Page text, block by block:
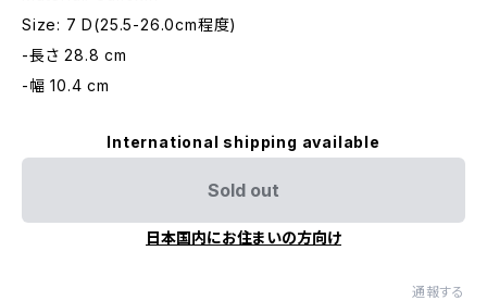
Size: 7 D(25.5-26.0cm程度)
-長さ 28.8 cm
-幅 10.4 cm
International shipping available
Sold out
日本国内にお住まいの方向け
通報する